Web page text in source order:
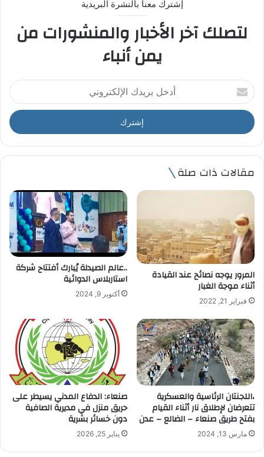
إشترك معنا بالنشرة البريدية
لتصلك آخر الأخبار والمنشورات من
يمن أنباء
أ
د
خ
ل
ر
د
ا
إ
ل
ك
ت
ر
و
ن
مقالات ذات صلة
المرور يوجه نصائح عند القيادة
أثناء موجة الغبار
فبراير 21, 2022
..عالم الصيدلة يُبارك أفتتاح شركة
استاربلاس الدوائية
أكتوبر 9, 2024
،اللجنتان الرئاسية والعسكرية
تتعرضان لإطلاق نار أثناء القيام
بفتح طريق صنعاء – الضالع – عدن
مارس 13, 2024
صنعاء: الدفاع المدني يسيطر على
حريق منزل في مديرية الصافية
دون خسائر بشرية
يناير 25, 2026